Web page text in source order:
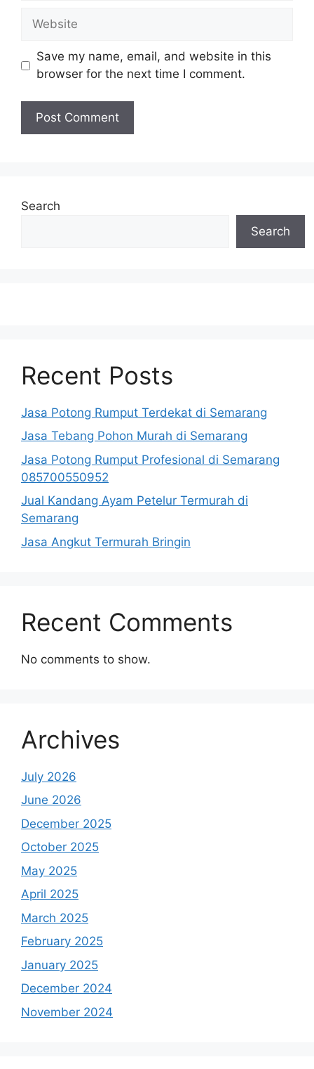
Website
Save my name, email, and website in this
browser for the next time I comment.
Search
Search
Recent Posts
Jasa Potong Rumput Terdekat di Semarang
Jasa Tebang Pohon Murah di Semarang
Jasa Potong Rumput Profesional di Semarang
085700550952
Jual Kandang Ayam Petelur Termurah di
Semarang
Jasa Angkut Termurah Bringin
Recent Comments
No comments to show.
Archives
July 2026
June 2026
December 2025
October 2025
May 2025
April 2025
March 2025
February 2025
January 2025
December 2024
November 2024